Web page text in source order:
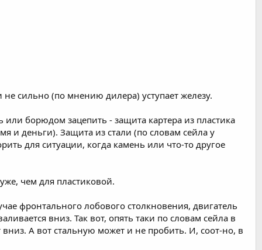
сильно (по мнению дилера) уступает железу.
борюдом зацепить - защита картера из пластика
и деньги). Защита из стали (по словам сейла у
для ситуации, когда камень или что-то другое
чем для пластиковой.
фронтального лобового столкновения, двигатель
вниз. Так вот, опять таки по словам сейла в
А вот стальную может и не пробить. И, соот-но, в